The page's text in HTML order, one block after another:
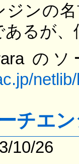
ジンの
あるが
の
チエ
10/26